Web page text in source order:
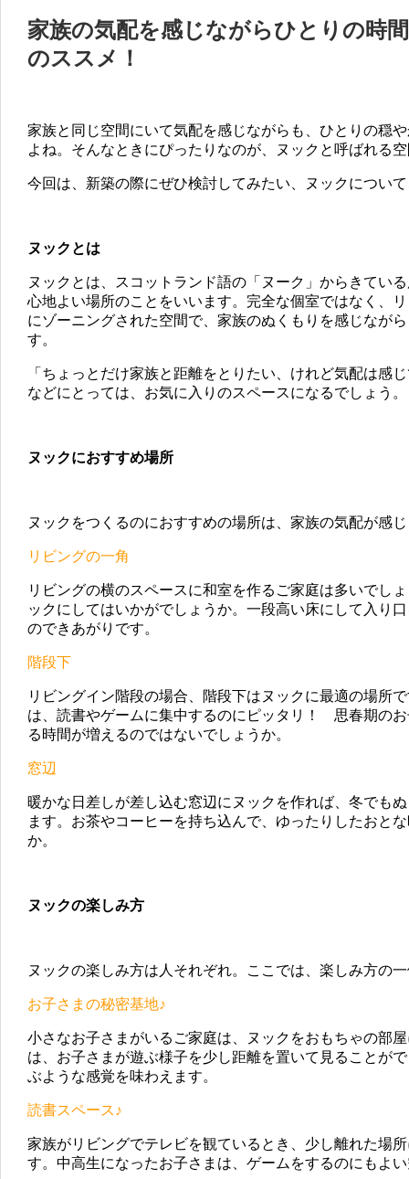
家族の気配を感じながらひとりの時
のススメ！
家族と同じ空間にいて気配を感じながらも、ひとりの穏
よね。そんなときにぴったりなのが、ヌックと呼ばれる
今回は、新築の際にぜひ検討してみたい、ヌックについ
ヌックとは
ヌックとは、スコットランド語の「ヌーク」からきてい
心地よい場所のことをいいます。 完全な個室ではなく、
にゾーニングされた空間で、家族のぬくもりを感じなが
す。
「ちょっとだけ家族と距離をとりたい、けれど気配は感
などにとっては、お気に入りのスペースになるでしょう。
ヌックにおすすめ場所
ヌックをつくるのにおすすめの場所は、家族の気配が感
リビングの一角
リビングの横のスペースに和室を作るご家庭は多いでし
ックにしてはいかがでしょうか。一段高い床にして入り
のできあがりです。
階段下
リビングイン階段の場合、階段下はヌックに最適の場所
は、読書やゲームに集中するのにピッタリ！ 思春期の
る時間が増えるのではないでしょうか。
窓辺
暖かな日差しが差し込む窓辺にヌックを作れば、冬でも
ます。お茶やコーヒーを持ち込んで、ゆったりしたおと
か。
ヌックの楽しみ方
ヌックの楽しみ方は人それぞれ。ここでは、楽しみ方の
お子さまの秘密基地♪
小さなお子さまがいるご家庭は、ヌックをおもちゃの部
は、お子さまが遊ぶ様子を少し距離を置いて見ることが
ぶような感覚を味わえます。
読書スペース♪
家族がリビングでテレビを観ているとき、少し離れた場
す。中高生になったお子さまは、ゲームをするのにもよ